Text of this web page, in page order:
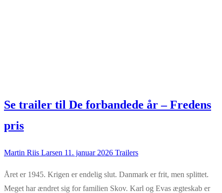
Se trailer til De forbandede år – Fredens
pris
Martin Riis Larsen 11. januar 2026 Trailers
Året er 1945. Krigen er endelig slut. Danmark er frit, men splittet.
Meget har ændret sig for familien Skov. Karl og Evas ægteskab er